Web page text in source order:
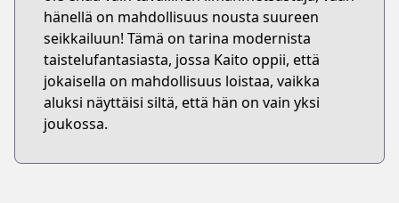
hänellä on mahdollisuus nousta suureen
seikkailuun! Tämä on tarina modernista
taistelufantasiasta, jossa Kaito oppii, että
jokaisella on mahdollisuus loistaa, vaikka
aluksi näyttäisi siltä, että hän on vain yksi
joukossa.